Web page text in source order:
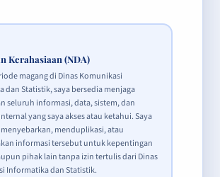
Kerahasiaan (NDA)
magang di Dinas Komunikasi
dan Statistik, saya bersedia menjaga
seluruh informasi, data, sistem, dan
yang saya akses atau ketahui. Saya
menduplikasi, atau
informasi tersebut untuk kepentingan
pihak lain tanpa izin tertulis dari Dinas
Informatika dan Statistik.